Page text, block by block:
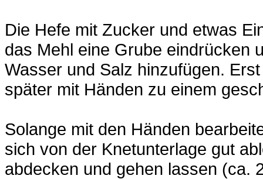
Die Hefe mit Zucker und etwas
das Mehl eine Grube eindrücken
Wasser und Salz hinzufügen.
später mit Händen zu einem
Solange mit den Händen
sich von der Knetunterlage gut
abdecken und gehen lassen (ca.